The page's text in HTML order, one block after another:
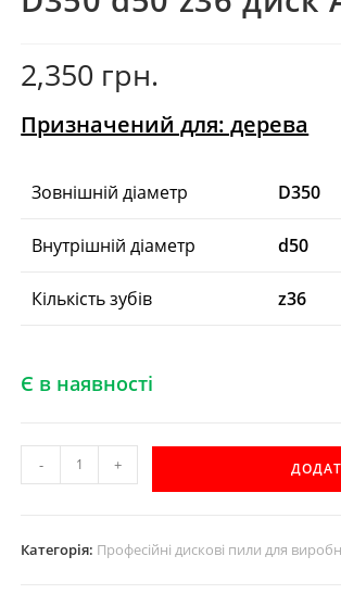
2,350 грн.
Призначений для: дерева
Зовнішній діаметр D350
Внутрішній діаметр d50
Кількість зубів z36
Є в наявності
d50
- +
Категорія: Професійні дискові пили для